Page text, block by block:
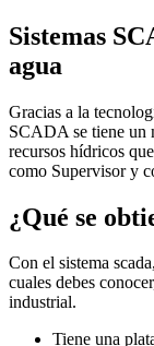
Sistemas
agua
Gracias a la
SCADA se tiene un
recursos hídricos
como Supervisor y
¿Qué se
Con el sistema
cuales debes
industrial.
Tiene una